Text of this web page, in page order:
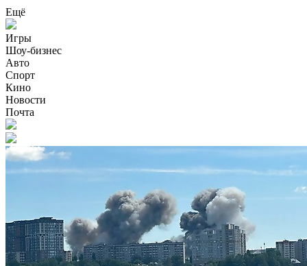
Ещё
Игры
Шоу-бизнес
Авто
Спорт
Кино
Новости
Почта